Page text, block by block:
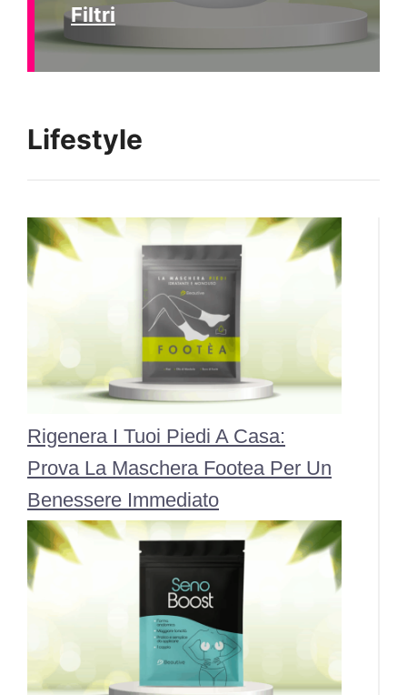
Filtri
Lifestyle
Rigenera I Tuoi Piedi A Casa:
Prova La Maschera Footea Per Un
Benessere Immediato